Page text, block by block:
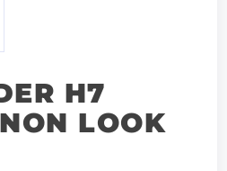
H7
LOOK